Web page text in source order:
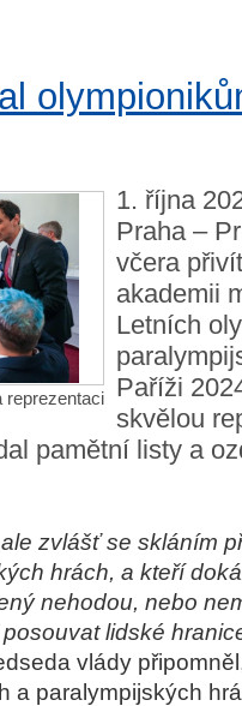
reprezentaci
1. října
Praha –
včera
akademii
Letních
Paříži
skvělou
pamětní listy a
zvlášť se skláním
hrách, a kteří
nehodou, nebo
lidské
vlády
a paralympijských